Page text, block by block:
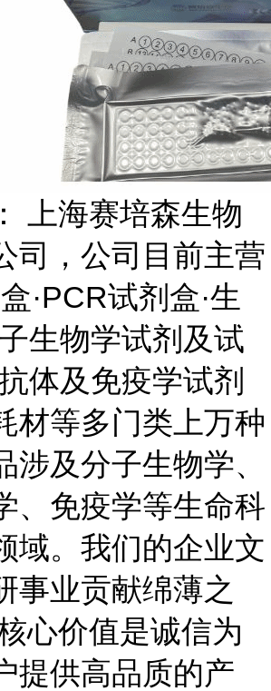
上海赛培森生物
司，公司目前主营
·PCR试剂盒·生
生物学试剂及试
体及免疫学试剂
材等多门类上万种
涉及分子生物学、
、免疫学等生命科
域。我们的企业文
事业贡献绵薄之
心价值是诚信为
提供高品质的产